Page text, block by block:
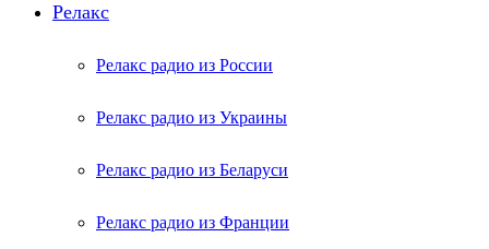
Релакс
Релакс радио из России
Релакс радио из Украины
Релакс радио из Беларуси
Релакс радио из Франции